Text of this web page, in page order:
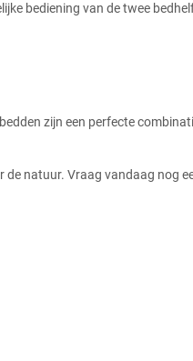
bediening van de twee
zijn een perfecte
natuur. Vraag vandaag nog